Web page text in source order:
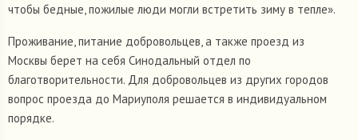
чтобы бедные, пожилые люди могли встретить зиму в тепле».
Проживание, питание добровольцев, а также проезд из
Москвы берет на себя Синодальный отдел по
благотворительности. Для добровольцев из других городов
вопрос проезда до Мариуполя решается в индивидуальном
порядке.